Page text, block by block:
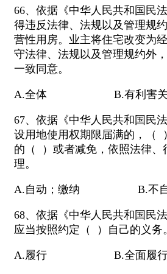
66、依据《中华人民共和国民
得违反法律、法规以及管理规
营性用房。业主将住宅改变为
守法律、法规以及管理规约外
一致同意。
A.全体 B.有利害关
67、依据《中华人民共和国民
设用地使用权期限届满的，（
的（ ）或者减免，依照法律、
理。
A.自动；缴纳 B.不自
68、依据《中华人民共和国民
应当按照约定（ ）自己的义务。
A.履行 B.全面履